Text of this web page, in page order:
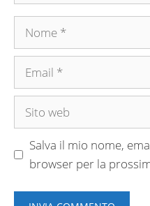
Nome
Email
Sito
Salva il mio nome,
browser per la